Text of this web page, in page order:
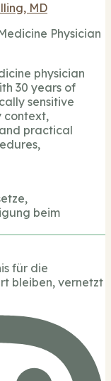
MD
Physician
physician
30 years of
sensitive
context,
practical
beim
für die
bleiben, vernetzt